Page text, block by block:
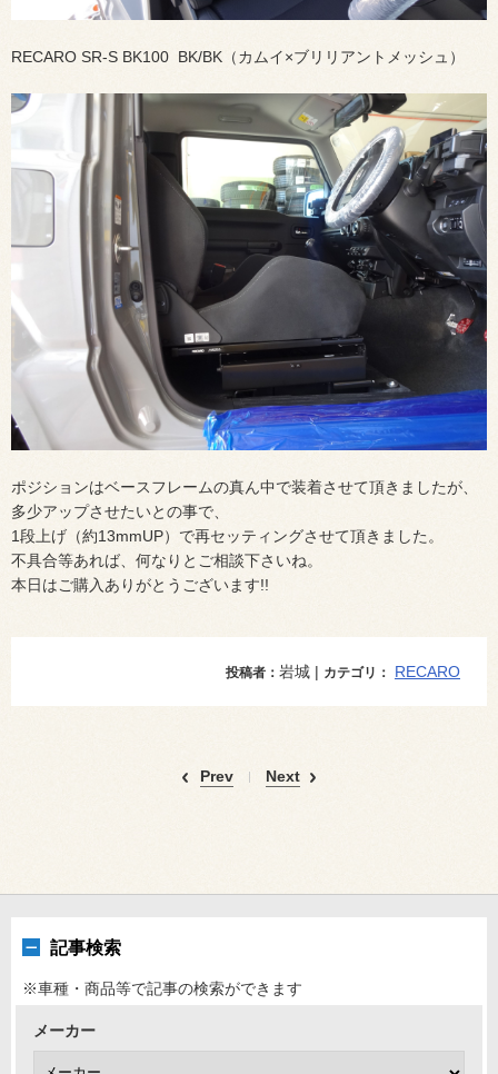
RECARO SR-S BK100 BK/BK（カムイ×ブリリアントメッシュ）
ポジションはベースフレームの真ん中で装着させて頂きましたが、
多少アップさせたいとの事で、
1段上げ（約13mmUP）で再セッティングさせて頂きました。
不具合等あれば、何なりとご相談下さいね。
本日はご購入ありがとうございます!!
投稿者： 岩城 | カテゴリ： RECARO
Prev Next
記事検索
※車種・商品等で記事の検索ができます
メーカー